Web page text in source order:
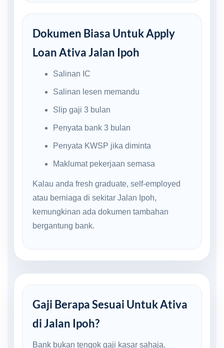
Dokumen Biasa Untuk Apply
Loan Ativa Jalan Ipoh
Salinan IC
Salinan lesen memandu
Slip gaji 3 bulan
Penyata bank 3 bulan
Penyata KWSP jika diminta
Maklumat pekerjaan semasa
Kalau anda fresh graduate, self-employed
atau berniaga di sekitar Jalan Ipoh,
kemungkinan ada dokumen tambahan
bergantung bank.
Gaji Berapa Sesuai Untuk Ativa
di Jalan Ipoh?
Bank bukan tengok gaji kasar sahaja.